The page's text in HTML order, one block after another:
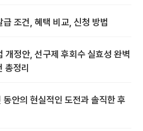
급 조건, 혜택 비교, 신청 방법
개정안, 선구제 후회수 실효성 완벽
총정리
동안의 현실적인 도전과 솔직한 후